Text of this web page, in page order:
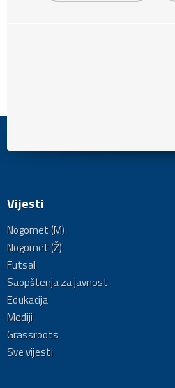
Vijesti
Nogomet (M)
Nogomet (Ž)
Futsal
Saopštenja za javnost
Edukacija
Mediji
Grassroots
Sve vijesti